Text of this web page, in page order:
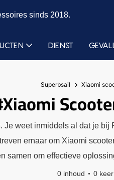
sinds 2018.
DIENST
Superbsail Xiaomi
weet inmiddels al dat je
ernaar om Xiaomi
samen om effectieve
0 inhoud 0